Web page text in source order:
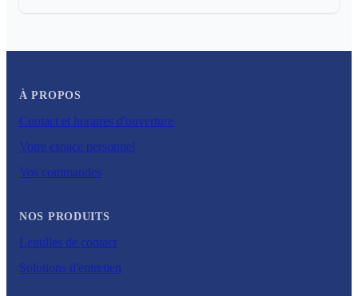
À PROPOS
Contact et horaires d'ouverture
Votre espace personnel
Vos commandes
NOS PRODUITS
Lentilles de contact
Solutions d'entretien